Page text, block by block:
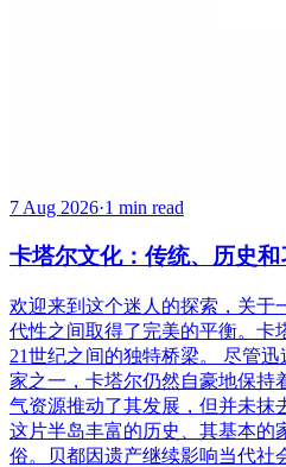
7 Aug 2026·1 min read
卡塔尔文化：传统、历史和
欢迎来到这个迷人的探索，关于
代性之间取得了完美的平衡。卡
21世纪之间的独特桥梁。 尽管
家之一，卡塔尔仍然自豪地保持
气资源推动了其发展，但并未抹
这片半岛丰富的历史、其基本的
俗。贝都因遗产继续影响当代社